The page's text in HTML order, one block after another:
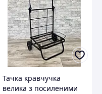
Тачка кравчучка
велика з посиленими